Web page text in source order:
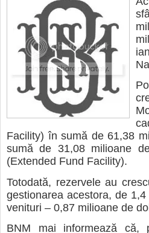
Facility) în sumă de 61,38
sumă de 31,08 milioane
(Extended Fund Facility).
Totodată, rezervele au
gestionarea acestora, de
venituri – 0,87 milioane de
BNM mai informează că,